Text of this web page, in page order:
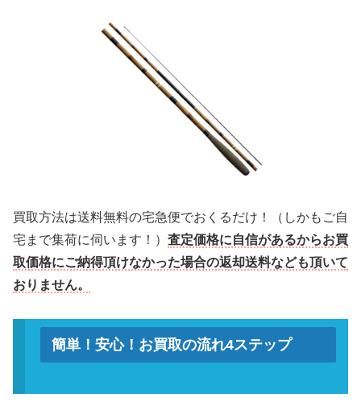
買取方法は送料無料の宅急便でおくるだけ！（しかもご自
宅まで集荷に伺います！） 査定価格に自信があるからお買
取価格にご納得頂けなかった場合の返却送料なども頂いて
おりません。
簡単！安心！お買取の流れ4ステップ